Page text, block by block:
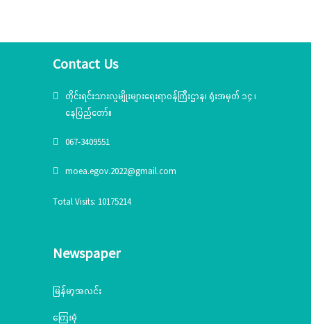
Contact Us
တိုင်းရင်းသားလူမျိုးများရေးရာဝန်ကြီးဌာန၊ ရုံးအမှတ် ၁၄ ၊
နေပြည်တော်။
067-3409551
moea.egov.2022@gmail.com
Total Visits: 10175214
Newspaper
မြန်မာ့အလင်း
ကြေးမုံ